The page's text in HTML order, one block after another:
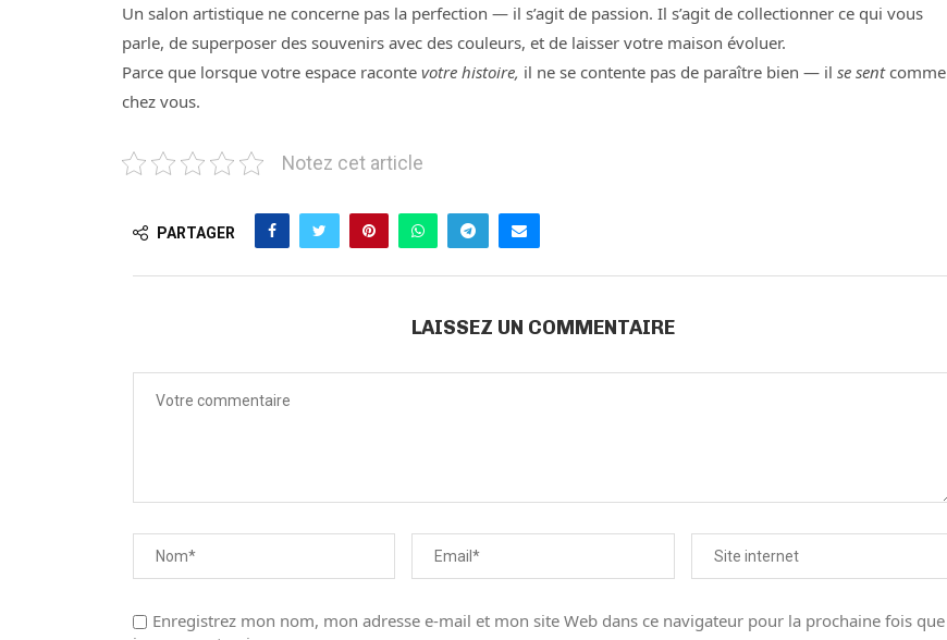
Un salon artistique ne concerne pas la perfection — il s’agit de passion. Il s’agit de collectionner ce qui vous
parle, de superposer des souvenirs avec des couleurs, et de laisser votre maison évoluer.
Parce que lorsque votre espace raconte votre histoire, il ne se contente pas de paraître bien — il se sentcomme
chez vous.
Notez cet article
PARTAGER
LAISSEZ UN COMMENTAIRE
Enregistrez mon nom, mon adresse e-mail et mon site Web dans ce navigateur pour la prochaine fois que